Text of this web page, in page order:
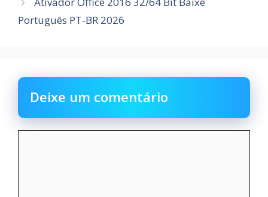
Português PT-BR 2026
Deixe um comentário